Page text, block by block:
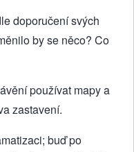
doporučení svých
by se něco? Co
používat mapy a
zastavení.
buď po